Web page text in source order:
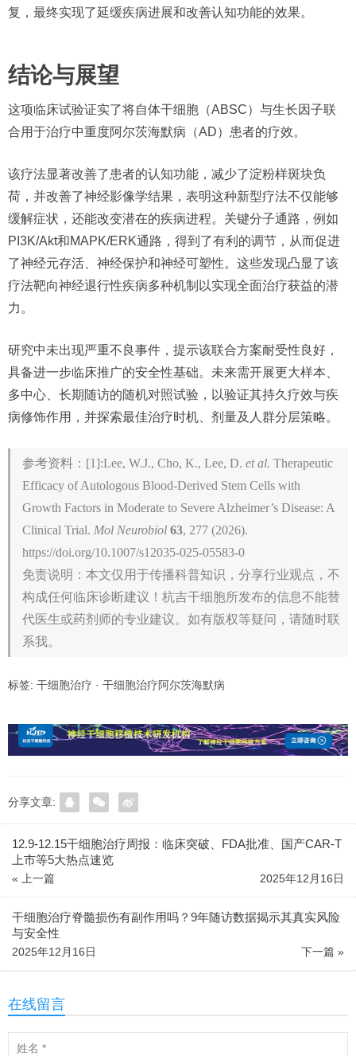
复，最终实现了延缓疾病进展和改善认知功能的效果。
结论与展望
这项临床试验证实了将自体干细胞（ABSC）与生长因子联
合用于治疗中重度阿尔茨海默病（AD）患者的疗效。
该疗法显著改善了患者的认知功能，减少了淀粉样斑块负
荷，并改善了神经影像学结果，表明这种新型疗法不仅能够
缓解症状，还能改变潜在的疾病进程。关键分子通路，例如
PI3K/Akt和MAPK/ERK通路，得到了有利的调节，从而促进
了神经元存活、神经保护和神经可塑性。这些发现凸显了该
疗法靶向神经退行性疾病多种机制以实现全面治疗获益的潜
力。
研究中未出现严重不良事件，提示该联合方案耐受性良好，
具备进一步临床推广的安全性基础。未来需开展更大样本、
多中心、长期随访的随机对照试验，以验证其持久疗效与疾
病修饰作用，并探索最佳治疗时机、剂量及人群分层策略。
参考资料：[1]:Lee, W.J., Cho, K., Lee, D. et al. Therapeutic
Efficacy of Autologous Blood-Derived Stem Cells with
Growth Factors in Moderate to Severe Alzheimer’s Disease: A
Clinical Trial. Mol Neurobiol 63, 277 (2026).
https://doi.org/10.1007/s12035-025-05583-0
免责说明：本文仅用于传播科普知识，分享行业观点，不
构成任何临床诊断建议！杭吉干细胞所发布的信息不能替
代医生或药剂师的专业建议。如有版权等疑问，请随时联
系我。
标签: 干细胞治疗 · 干细胞治疗阿尔茨海默病
分享文章:
12.9-12.15干细胞治疗周报：临床突破、FDA批准、国产CAR‑T
上市等5大热点速览
« 上一篇 2025年12月16日
干细胞治疗脊髓损伤有副作用吗？9年随访数据揭示其真实风险
与安全性
下一篇 »
2025年12月16日
在线留言